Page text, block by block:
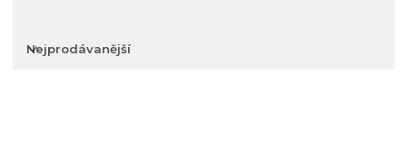
Nejprodávanější